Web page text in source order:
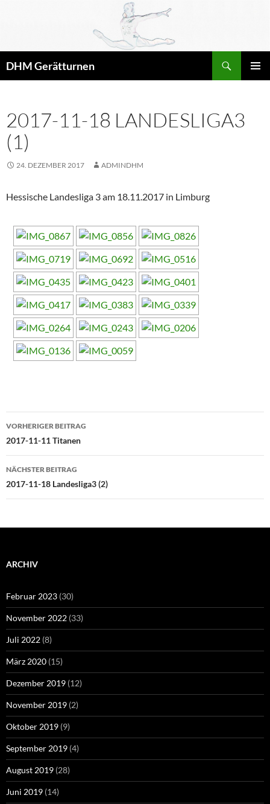
DHM Gerätturnen
2017-11-18 LANDESLIGA3
(1)
24. DEZEMBER 2017 ADMINDHM
Hessische Landesliga 3 am 18.11.2017 in Limburg
Beitragsnavigation
VORHERIGER BEITRAG
2017-11-11 Titanen
NÄCHSTER BEITRAG
2017-11-18 Landesliga3 (2)
ARCHIV
Februar 2023 (30)
November 2022 (33)
Juli 2022 (8)
März 2020 (15)
Dezember 2019 (12)
November 2019 (2)
Oktober 2019 (9)
September 2019 (4)
August 2019 (28)
Juni 2019 (14)